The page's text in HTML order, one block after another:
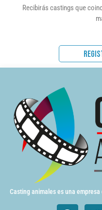
Recibirás castings que
Casting animales es una